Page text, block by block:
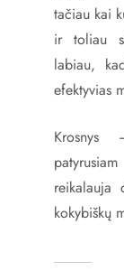
tačiau kai
ir toliau
labiau,
efektyvias
Krosnys
reikalauja
kokybiškų